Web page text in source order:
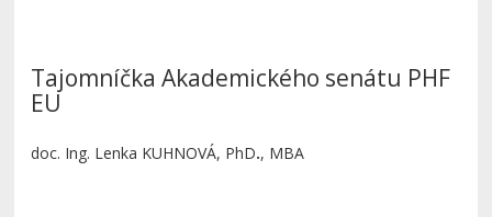
Tajomníčka Akademického senátu PHF
EU
doc. Ing. Lenka KUHNOVÁ, PhD., MBA